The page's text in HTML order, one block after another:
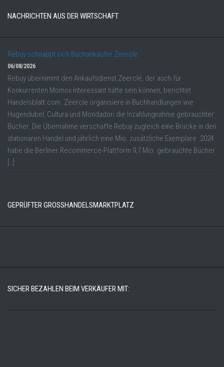
NACHRICHTEN AUS DER WIRTSCHAFT
Rebuy schnappt sich Buchankäufer Zeercle
06/08/2026
Rebuy übernimmt den Ankaufsdienst Zeercle, der auch für
Konkurrenten Momox interessant hätte sein können, berichtet
Handelsblatt.com. Zeercle organisiere in Buchhandlungen wie
Hugendubel, Cultura und Mondadori die Inzahlungnahme gebrauchter
Bücher. Die Übernahme verschaffe Rebuy zugleich eine Brücke in den
stationären Handel und jährlich eine Mio. zusätzliche Exemplare. 2024
habe die Berliner Recommerce-Plattform 9,7 Mio. gebrauchte Bücher
[…]
GEPRÜFTER GROSSHANDELSMARKTPLATZ
SICHER BEZAHLEN BEIM VERKÄUFER MIT: